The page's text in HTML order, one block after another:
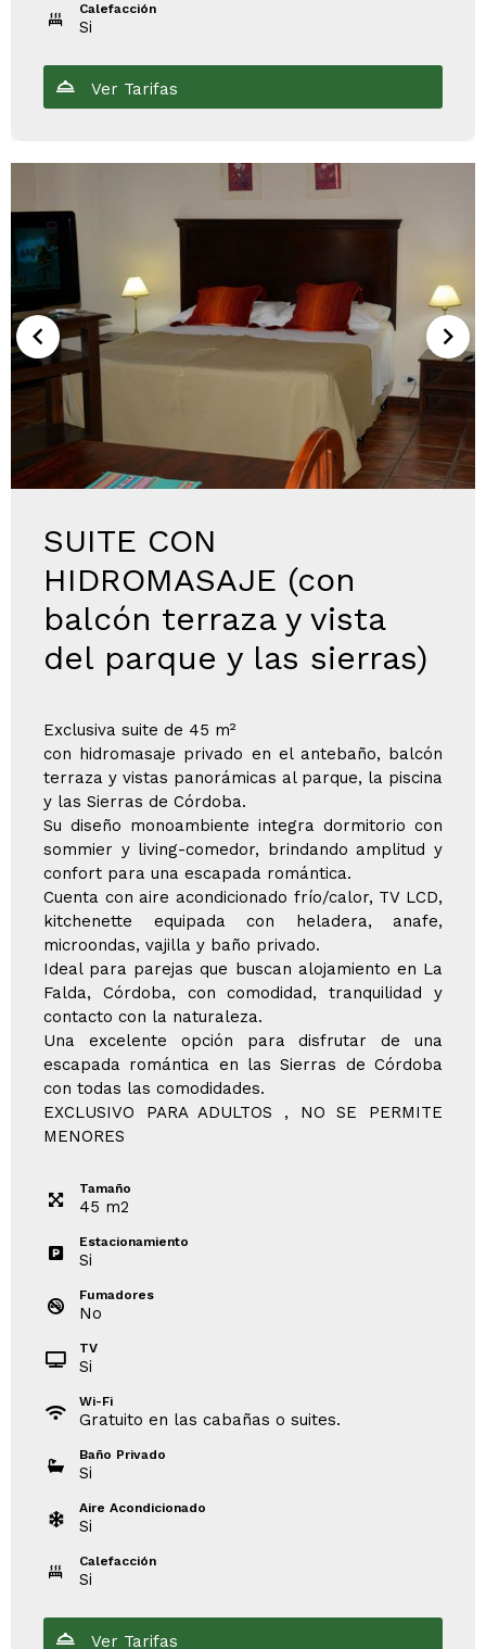
Calefacción
Si
Ver Tarifas
SUITE CON
HIDROMASAJE (con
balcón terraza y vista
del parque y las sierras)
Exclusiva suite de 45 m²
con hidromasaje privado en el antebaño, balcón
terraza y vistas panorámicas al parque, la piscina
y las Sierras de Córdoba.
Su diseño monoambiente integra dormitorio con
sommier y living-comedor, brindando amplitud y
confort para una escapada romántica.
Cuenta con aire acondicionado frío/calor, TV LCD,
kitchenette equipada con heladera, anafe,
microondas, vajilla y baño privado.
Ideal para parejas que buscan alojamiento en La
Falda, Córdoba, con comodidad, tranquilidad y
contacto con la naturaleza.
Una excelente opción para disfrutar de una
escapada romántica en las Sierras de Córdoba
con todas las comodidades.
EXCLUSIVO PARA ADULTOS , NO SE PERMITE
MENORES
Tamaño
45 m2
Estacionamiento
Si
Fumadores
No
TV
Si
Wi-Fi
Gratuito en las cabañas o suites.
Baño Privado
Si
Aire Acondicionado
Si
Calefacción
Si
Ver Tarifas